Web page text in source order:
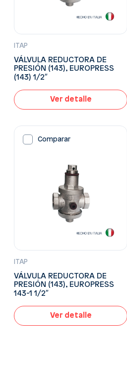
ITAP
VÁLVULA REDUCTORA DE
PRESIÓN (143), EUROPRESS
(143) 1/2″
Ver detalle
Comparar
ITAP
VÁLVULA REDUCTORA DE
PRESIÓN (143), EUROPRESS
143-1 1/2″
Ver detalle